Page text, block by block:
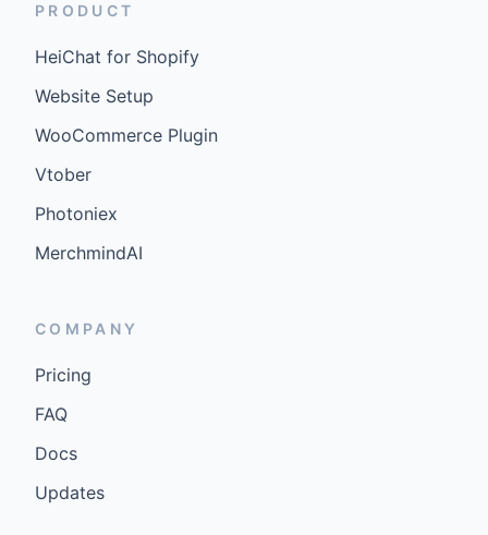
PRODUCT
HeiChat for Shopify
Website Setup
WooCommerce Plugin
Vtober
Photoniex
MerchmindAI
COMPANY
Pricing
FAQ
Docs
Updates